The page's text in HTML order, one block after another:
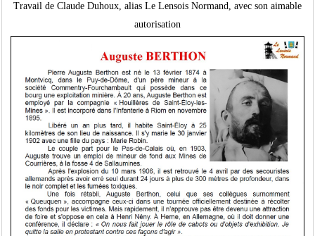
Travail de Claude Duhoux, alias Le Lensois Normand, avec son aimable
autorisation